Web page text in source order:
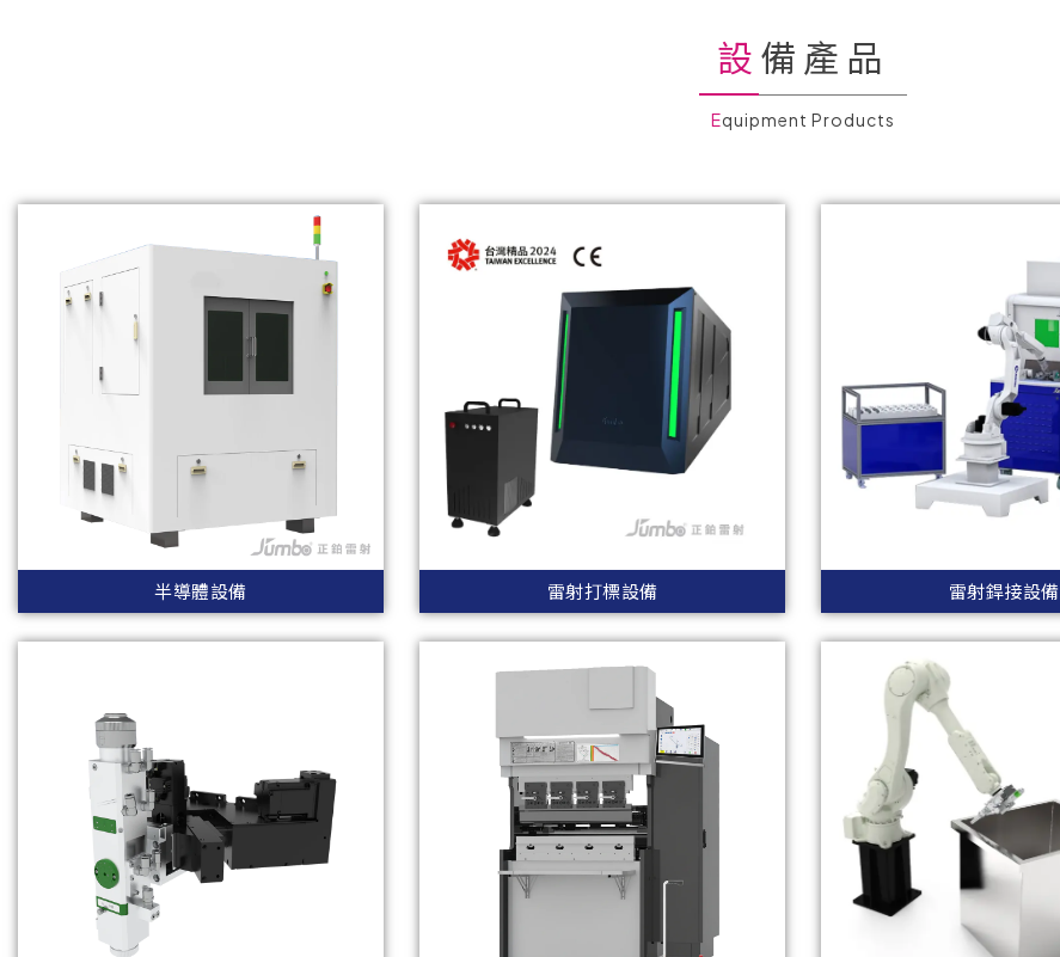
設備產品
Equipment Products
半導體設備 雷射打標設備 雷射銲接設備